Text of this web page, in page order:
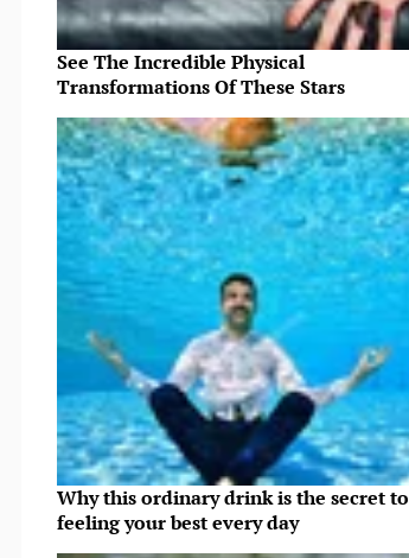
See The Incredible Physical
Transformations Of These Stars
Why this ordinary drink is the secret to
feeling your best every day